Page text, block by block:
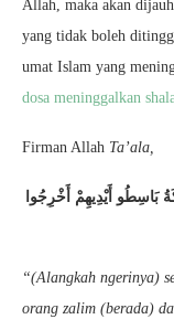
Allah, maka akan
yang tidak boleh
umat Islam yang
dosa meninggalkan
Firman Allah Ta’ala,
بَاسِطُو أَيْدِيهِمْ أَخْرِجُوا
“(Alangkah ngerinya)
orang zalim (berada)